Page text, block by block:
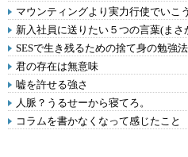
マウンティングより実力行使でいこ
新入社員に送りたい５つの言葉(ま
SESで生き残るための捨て身の勉強法
君の存在は無意味
嘘を許せる強さ
人脈？うるせーから寝てろ。
コラムを書かなくなって感じたこと